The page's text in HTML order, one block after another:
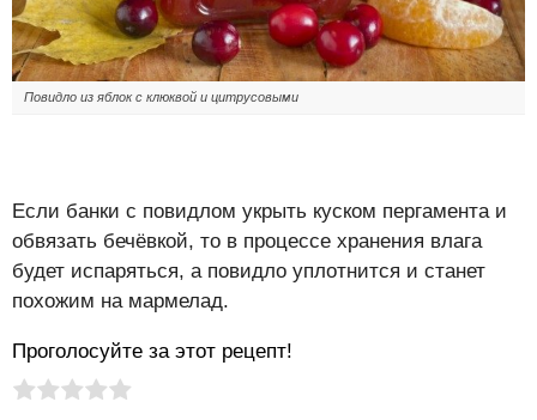
Повидло из яблок с клюквой и цитрусовыми
Если банки с повидлом укрыть куском пергамента и
обвязать бечёвкой, то в процессе хранения влага
будет испаряться, а повидло уплотнится и станет
похожим на мармелад.
Проголосуйте за этот рецепт!
Рейтинг статьи: